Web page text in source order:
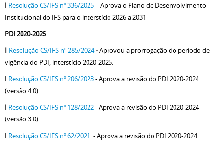
I Resolução CS/IFS nº 336/2025– Aprova o Plano de Desenvolvimento
Institucional do IFS para o interstício 2026 a 2031
PDI 2020-2025
I Resolução CS/IFS nº 285/2024-Aprovou a prorrogação do período de
vigência do PDI, interstício 2020-2025.
I Resolução CS/IFS nº 206/2023- Aprova a revisão do PDI 2020-2024
(versão 4.0)
I Resolução CS/IFS nº 128/2022- Aprova a revisão do PDI 2020-2024
(versão 3.0)
I Resolução CS/IFS nº 62/2021 - Aprova a revisão do PDI 2020-2024